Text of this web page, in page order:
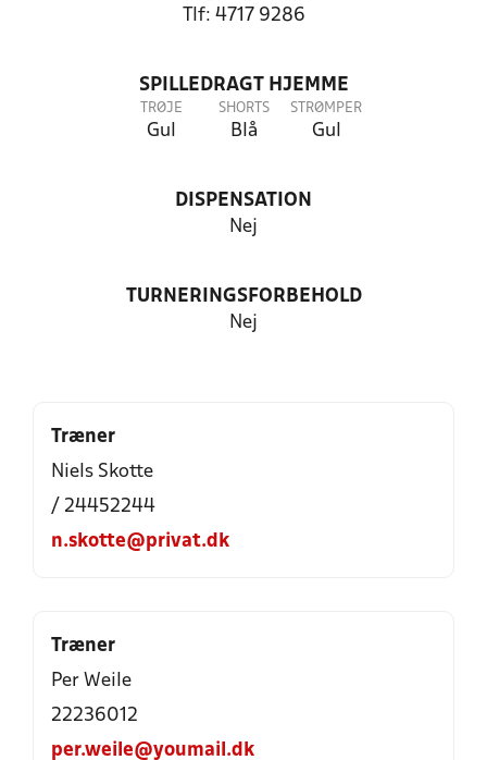
Tlf: 4717 9286
SPILLEDRAGT HJEMME
TRØJE
Gul
SHORTS
Blå
STRØMPER
Gul
DISPENSATION
Nej
TURNERINGSFORBEHOLD
Nej
Træner
Niels Skotte
/ 24452244
n.skotte@privat.dk
Træner
Per Weile
22236012
per.weile@youmail.dk